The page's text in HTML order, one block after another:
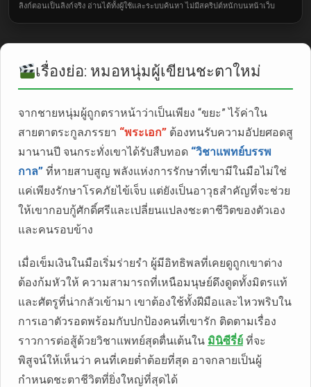
ลิงก์ตอนเป็นลิงก์จริง อ่านได้ทั้งผู้ใช้และระบบค้นหา ไม่มีสคริปต์หนักบนหน้าเว็บ
เรื่องย่อ: หมอหนุ่มผู้เขียนชะตาใหม่
จากชายหนุ่มผู้ถูกตราหน้าว่าเป็นเพียง “ขยะ” ไร้ค่าใน
สายตาตระกูลภรรยา “พระเอก” ต้องทนรับความอัปยศอดสู
มานานปี จนกระทั่งเขาได้รับสืบทอด “วิชาแพทย์บรรพ
กาล” ที่หายสาบสูญ พลังแห่งการรักษาที่เขามีในมือไม่ใช่
แค่เพียงรักษาโรคภัยไข้เจ็บ แต่ยังเป็นอาวุธสำคัญที่จะช่วย
ให้เขากอบกู้ศักดิ์ศรีและเปลี่ยนแปลงชะตาชีวิตของตัวเอง
และคนรอบข้าง
เมื่อเข็มเงินในมือเริ่มร่ายรำ ผู้มีอิทธิพลที่เคยดูถูกเขาต่าง
ต้องก้มหัวให้ ความสามารถที่เหนือมนุษย์ดึงดูดทั้งมิตรแท้
และศัตรูที่น่ากลัวเข้ามา เขาต้องใช้ทั้งฝีมือและไหวพริบใน
การเอาตัวรอดพร้อมกับปกป้องคนที่เขารัก ติดตามเรื่อง
ราวการต่อสู้ด้วยวิชาแพทย์สุดตื่นเต้นใน มินิซีรี่ย์ ที่จะ
พิสูจน์ให้เห็นว่า คนที่เคยต่ำต้อยที่สุด อาจกลายเป็นผู้
กำหนดชะตาชีวิตที่ยิ่งใหญ่ที่สุดได้